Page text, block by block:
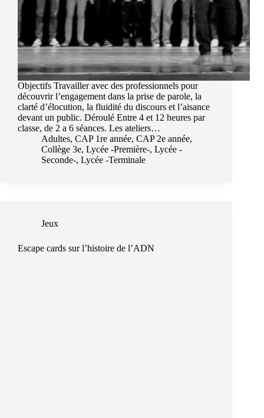
Objectifs Travailler avec des professionnels pour
découvrir l’engagement dans la prise de parole, la
clarté d’élocution, la fluidité du discours et l’aisance
devant un public. Déroulé Entre 4 et 12 heures par
classe, de 2 a 6 séances. Les ateliers…
Adultes, CAP 1re année, CAP 2e année,
Collège 3e, Lycée -Première-, Lycée -
Seconde-, Lycée -Terminale
Jeux
Escape cards sur l’histoire de l’ADN